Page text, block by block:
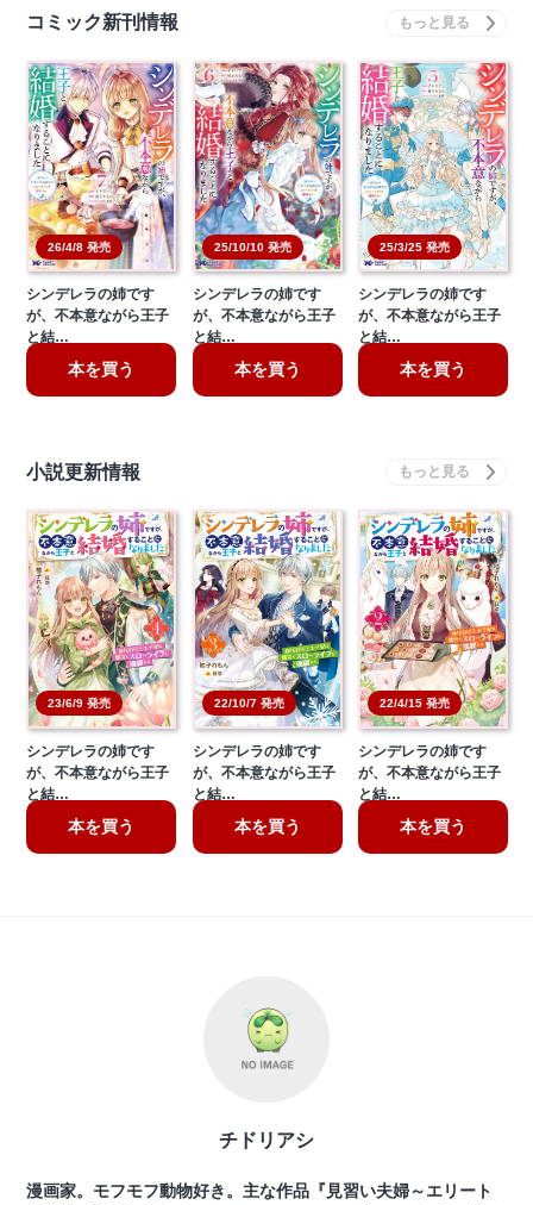
コミック新刊情報
26/4/8 発売
シンデレラの姉です
が、不本意ながら王子
と結…
本を買う
25/10/10 発売
シンデレラの姉です
が、不本意ながら王子
と結…
本を買う
25/3/25 発売
シンデレラの姉です
が、不本意ながら王子
と結…
本を買う
小説更新情報
23/6/9 発売
シンデレラの姉です
が、不本意ながら王子
と結…
本を買う
22/10/7 発売
シンデレラの姉です
が、不本意ながら王子
と結…
本を買う
22/4/15 発売
シンデレラの姉です
が、不本意ながら王子
と結…
本を買う
チドリアシ
漫画家。モフモフ動物好き。主な作品『見習い夫婦～エリート